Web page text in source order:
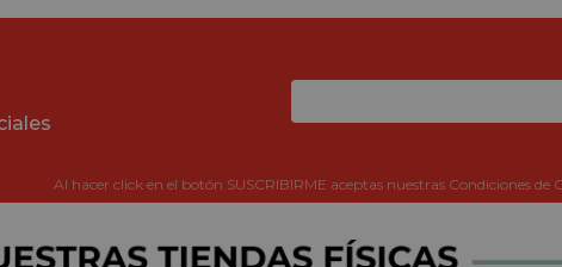
Al hacer click en el botón SUSCRIBIRME aceptas nuestras Condiciones de